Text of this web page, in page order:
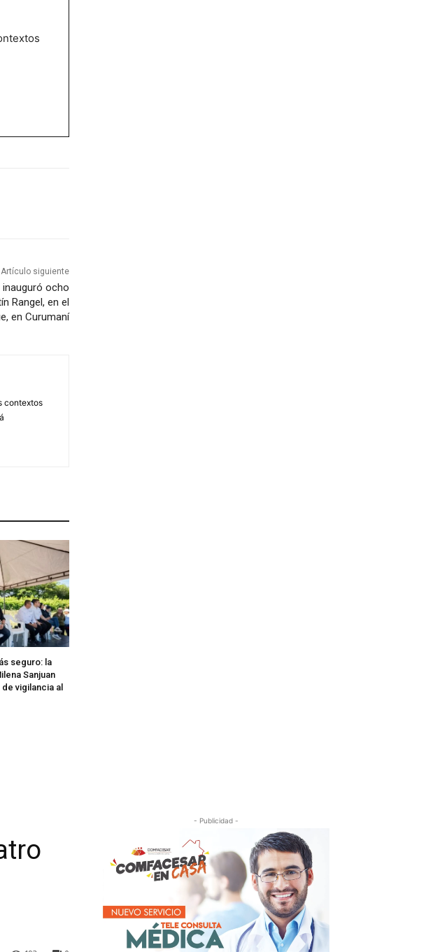
Artículo siguiente
inauguró ocho
Rangel, en el
en Curumaní
contextos
seguro: la
Sanjuan
vigilancia al